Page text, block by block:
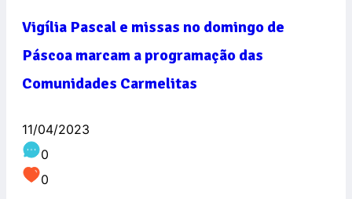
Vigília Pascal e missas no domingo de
Páscoa marcam a programação das
Comunidades Carmelitas
11/04/2023
0
0